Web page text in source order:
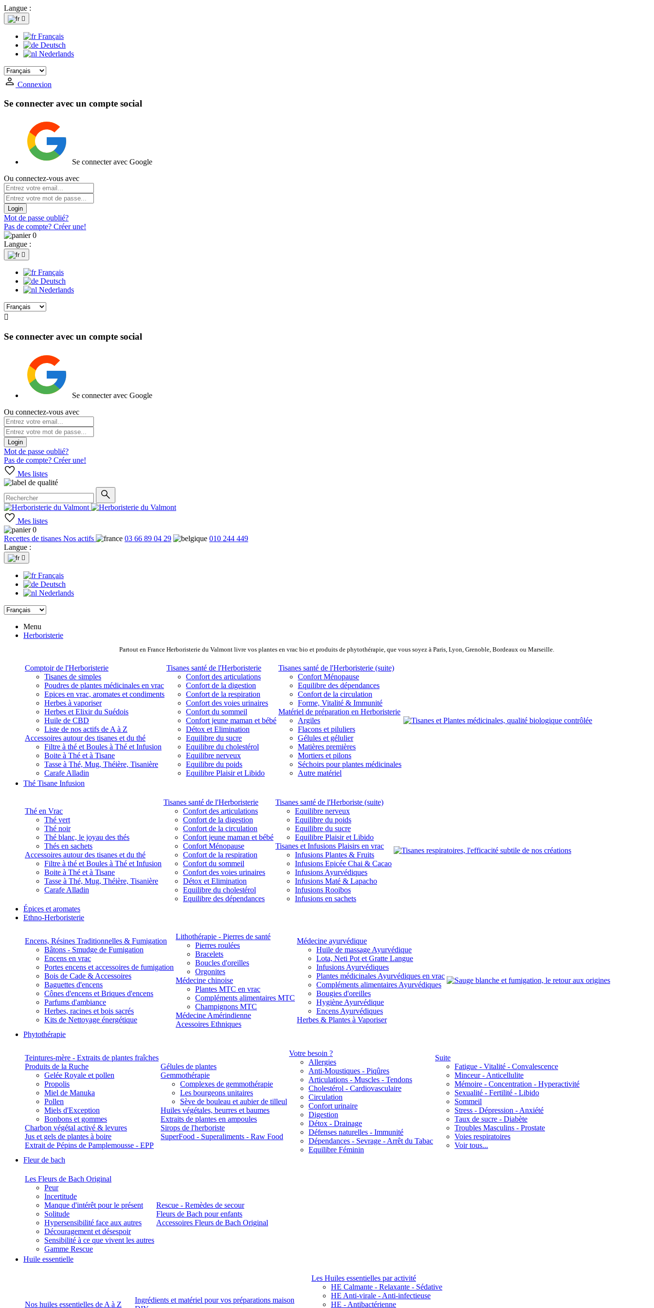
Langue :

Français
Deutsch
Nederlands
Connexion
Se connecter avec un compte social
Se connecter avec Google
Ou connectez-vous avec
Login
Mot de passe oublié?
Pas de compte? Créer une!
0
Langue :

Français
Deutsch
Nederlands

Se connecter avec un compte social
Se connecter avec Google
Ou connectez-vous avec
Login
Mot de passe oublié?
Pas de compte? Créer une!
Mes listes
Mes listes
0
Recettes de tisanes Nos actifs 03 66 89 04 29
010 244 449
Langue :

Français
Deutsch
Nederlands
Menu
Herboristerie
Partout en France Herboristerie du Valmont livre vos plantes en vrac bio et produits de phytothérapie, que vous soyez à Paris, Lyon, Grenoble, Bordeaux ou Marseille.
Comptoir de l'Herboristerie
Tisanes de simples
Poudres de plantes médicinales en vrac
Epices en vrac, aromates et condiments
Herbes à vaporiser
Herbes et Elixir du Suédois
Huile de CBD
Liste de nos actifs de A à Z
Accessoires autour des tisanes et du thé
Filtre à thé et Boules à Thé et Infusion
Boite à Thé et à Tisane
Tasse à Thé, Mug, Théière, Tisanière
Carafe Alladin
Tisanes santé de l'Herboristerie
Confort des articulations
Confort de la digestion
Confort de la respiration
Confort des voies urinaires
Confort du sommeil
Confort jeune maman et bébé
Détox et Elimination
Equilibre du sucre
Equilibre du cholestérol
Equilibre nerveux
Equilibre du poids
Equilibre Plaisir et Libido
Tisanes santé de l'Herboristerie (suite)
Confort Ménopause
Equilibre des dépendances
Confort de la circulation
Forme, Vitalité & Immunité
Matériel de préparation en Herboristerie
Argiles
Flacons et piluliers
Gélules et gélulier
Matières premières
Mortiers et pilons
Séchoirs pour plantes médicinales
Autre matériel
Thé Tisane Infusion
Thé en Vrac
Thé vert
Thé noir
Thé blanc, le joyau des thés
Thés en sachets
Accessoires autour des tisanes et du thé
Filtre à thé et Boules à Thé et Infusion
Boite à Thé et à Tisane
Tasse à Thé, Mug, Théière, Tisanière
Carafe Alladin
Tisanes santé de l'Herboristerie
Confort des articulations
Confort de la digestion
Confort de la circulation
Confort jeune maman et bébé
Confort Ménopause
Confort de la respiration
Confort du sommeil
Confort des voies urinaires
Détox et Elimination
Equilibre du cholestérol
Equilibre des dépendances
Tisanes santé de l'Herboriste (suite)
Equilibre nerveux
Equilibre du poids
Equilibre du sucre
Equilibre Plaisir et Libido
Tisanes et Infusions Plaisirs en vrac
Infusions Plantes & Fruits
Infusions Epicée Chai & Cacao
Infusions Ayurvédiques
Infusions Maté & Lapacho
Infusions Rooibos
Infusions en sachets
Épices et aromates
Ethno-Herboristerie
Encens, Résines Traditionnelles & Fumigation
Bâtons - Smudge de Fumigation
Encens en vrac
Portes encens et accessoires de fumigation
Bois de Cade & Accessoires
Baguettes d'encens
Cônes d'encens et Briques d'encens
Parfums d'ambiance
Herbes, racines et bois sacrés
Kits de Nettoyage énergétique
Lithothérapie - Pierres de santé
Pierres roulées
Bracelets
Boucles d'oreilles
Orgonites
Médecine chinoise
Plantes MTC en vrac
Compléments alimentaires MTC
Champignons MTC
Médecine Amérindienne
Acessoires Ethniques
Médecine ayurvédique
Huile de massage Ayurvédique
Lota, Neti Pot et Gratte Langue
Infusions Ayurvédiques
Plantes médicinales Ayurvédiques en vrac
Compléments alimentaires Ayurvédiques
Bougies d'oreilles
Hygiène Ayurvédique
Encens Ayurvédiques
Herbes & Plantes à Vaporiser
Phytothérapie
Teintures-mère - Extraits de plantes fraîches
Produits de la Ruche
Gelée Royale et pollen
Propolis
Miel de Manuka
Pollen
Miels d'Exception
Bonbons et gommes
Charbon végétal activé & levures
Jus et gels de plantes à boire
Extrait de Pépins de Pamplemousse - EPP
Gélules de plantes
Gemmothérapie
Complexes de gemmothérapie
Les bourgeons unitaires
Sève de bouleau et aubier de tilleul
Huiles végétales, beurres et baumes
Extraits de plantes en ampoules
Sirops de l'herboriste
SuperFood - Superaliments - Raw Food
Votre besoin ?
Allergies
Anti-Moustiques - Piqûres
Articulations - Muscles - Tendons
Cholestérol - Cardiovasculaire
Circulation
Confort urinaire
Digestion
Détox - Drainage
Défenses naturelles - Immunité
Dépendances - Sevrage - Arrêt du Tabac
Equilibre Féminin
Suite
Fatigue - Vitalité - Convalescence
Minceur - Anticellulite
Mémoire - Concentration - Hyperactivité
Sexualité - Fertilité - Libido
Sommeil
Stress - Dépression - Anxiété
Taux de sucre - Diabète
Troubles Masculins - Prostate
Voies respiratoires
Voir tous...
Fleur de bach
Les Fleurs de Bach Original
Peur
Incertitude
Manque d'intérêt pour le présent
Solitude
Hypersensibilité face aux autres
Découragement et désespoir
Sensibilité à ce que vivent les autres
Gamme Rescue
Rescue - Remèdes de secour
Fleurs de Bach pour enfants
Accessoires Fleurs de Bach Original
Huile essentielle
Nos huiles essentielles de A à Z
Ingrédients et matériel pour vos préparations maison
Les Huiles essentielles par activité
HE Calmante - Relaxante - Sédative
HE Anti-virale - Anti-infectieuse
HE - Antibactérienne